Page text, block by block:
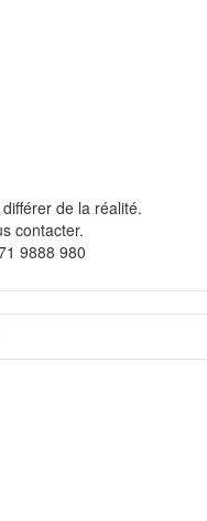
de la réalité.
contacter.
9888 980